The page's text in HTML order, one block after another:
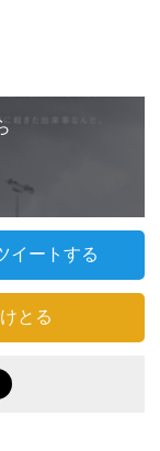
イートする
とる